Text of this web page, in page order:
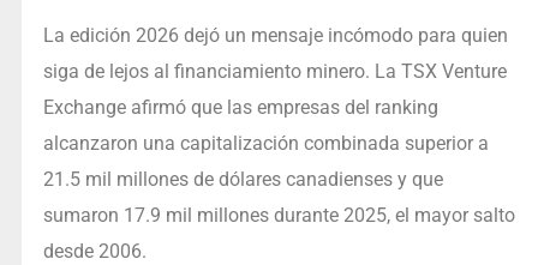
La edición 2026 dejó un mensaje incómodo para quien
siga de lejos al financiamiento minero. La TSX Venture
Exchange afirmó que las empresas del ranking
alcanzaron una capitalización combinada superior a
21.5 mil millones de dólares canadienses y que
sumaron 17.9 mil millones durante 2025, el mayor salto
desde 2006.